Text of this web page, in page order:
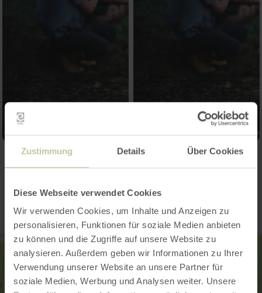
Zustimmung Details Über Cookies
Diese Webseite verwendet Cookies
Wir verwenden Cookies, um Inhalte und Anzeigen zu
personalisieren, Funktionen für soziale Medien anbieten
zu können und die Zugriffe auf unsere Website zu
analysieren. Außerdem geben wir Informationen zu Ihrer
Verwendung unserer Website an unsere Partner für
soziale Medien, Werbung und Analysen weiter. Unsere
Contact